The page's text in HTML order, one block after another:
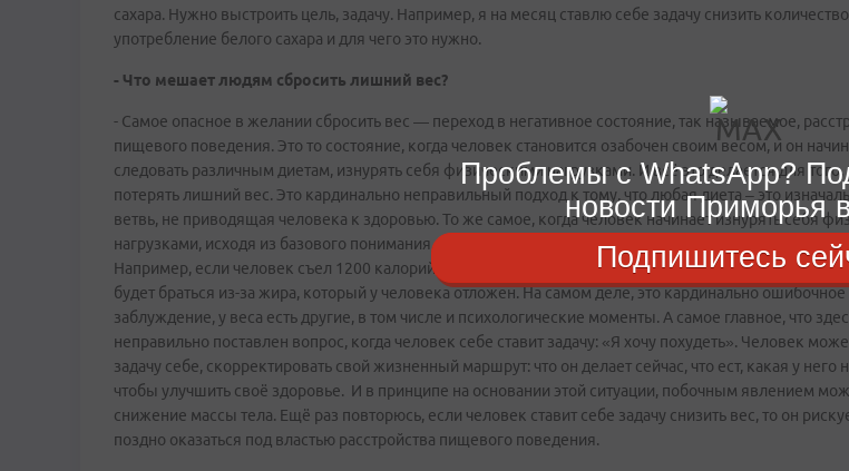
сахара. Нужно выстроить цель, задачу. Например, я на месяц ставлю себе задачу снизить количество
употребление белого сахара и для чего это нужно.
- Что мешает людям сбросить лишний вес?
- Самое опасное в желании сбросить вес — переход в негативное состояние, так называемое,
пищевого поведения. Это то состояние, когда человек становится озабочен своим весом, и он
следовать различным диетам, изнурять себя физическими нагрузками. И всё это делается для того,
потерять лишний вес. Это кардинально неправильный подход к тому, что любая диета – это
ветвь, не приводящая человека к здоровью. То же самое, когда человек начинает изнурять себя
нагрузками, исходя из базового понимания, что человек может снизить вес, если у него будет
Например, если человек съел 1200 калорий, а потратить – 1500 калорий. Разница в 300 калорий
будет браться из-за жира, который у человека отложен. На самом деле, это кардинально ошибочное
заблуждение, у веса есть другие, в том числе и психологические моменты. А самое главное, что
неправильно поставлен вопрос, когда человек себе ставит задачу: «Я хочу похудеть». Человек
задачу себе, скорректировать свой жизненный маршрут: что он делает сейчас, что ест, какая у него
чтобы улучшить своё здоровье. И в принципе на основании этой ситуации, побочным явлением
снижение массы тела. Ещё раз повторюсь, если человек ставит себе задачу снизить вес, то он
поздно оказаться под властью расстройства пищевого поведения.
Проблемы с WhatsApp?
новости Приморья
Подпишитесь